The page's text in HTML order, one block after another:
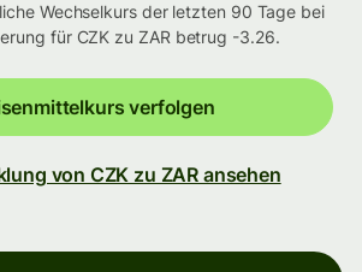
Wechselkurs der letzten 90 Tage bei
für CZK zu ZAR betrug -3.26.
verfolgen
von CZK zu ZAR ansehen